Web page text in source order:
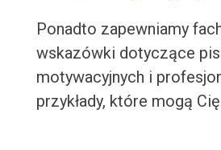
Ponadto zapewniamy
wskazówki dotyczące
motywacyjnych i
przykłady, które mogą